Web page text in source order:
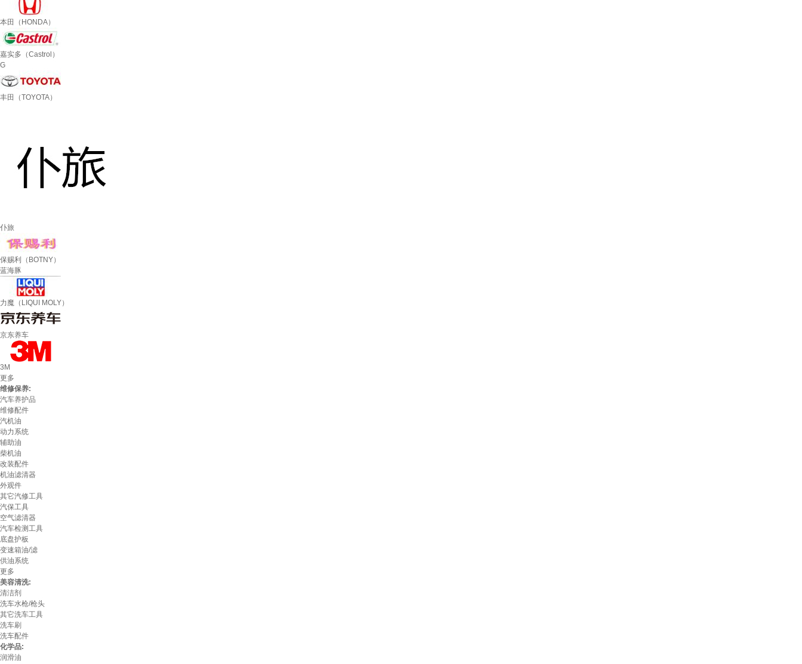
本田（HONDA）
嘉实多（Castrol）
G
丰田（TOYOTA）
仆旅
保赐利（BOTNY）
蓝海豚
力魔（LIQUI MOLY）
京东养车
3M
更多
维修保养:
汽车养护品
维修配件
汽机油
动力系统
辅助油
柴机油
改装配件
机油滤清器
外观件
其它汽修工具
汽保工具
空气滤清器
汽车检测工具
底盘护板
变速箱油/滤
供油系统
更多
美容清洗:
清洁剂
洗车水枪/枪头
其它洗车工具
洗车刷
洗车配件
化学品:
润滑油